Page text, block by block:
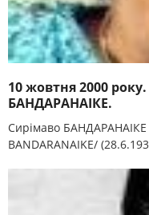
10 жовтня 2000
БАНДАРАНАІКЕ.
Сирімаво
BANDARANAIKE/